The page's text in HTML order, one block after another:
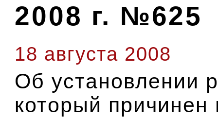
2008 г. №625
18 августа 2008
Об установлении
который